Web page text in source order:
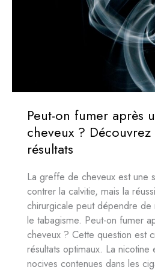
Peut-on fumer après
cheveux ? Découvrez
résultats
La greffe de cheveux est une
contrer la calvitie, mais la
chirurgicale peut dépendre
le tabagisme. Peut-on fumer
cheveux ? Cette question est
résultats optimaux. La nicotine
nocives contenues dans les